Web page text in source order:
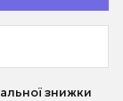
знижки